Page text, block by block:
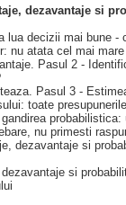
dezavantaje si
lua decizii mai bune
nu atata cel mai
Pasul 2 -
Pasul 3 -
toate
nu primesti
dezavantaje si
si